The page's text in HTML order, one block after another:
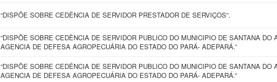
“DISPÕE SOBRE CEDÊNCIA DE SERVIDOR PRESTADOR DE SERVIÇOS”.
“DISPÕE SOBRE CEDÊNCIA DE SERVIDOR PUBLICO DO MUNICIPIO DE SANTANA DO
AGENCIA DE DEFESA AGROPECUÁRIA DO ESTADO DO PARÁ- ADEPARÁ.”
“DISPÕE SOBRE CEDÊNCIA DE SERVIDOR PUBLICO DO MUNICIPIO DE SANTANA DO
AGENCIA DE DEFESA AGROPECUÁRIA DO ESTADO DO PARÁ- ADEPARÁ.”